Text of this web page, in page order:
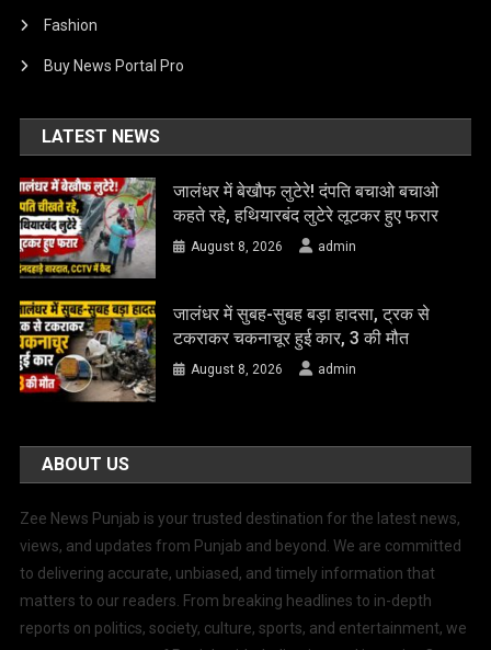
Fashion
Buy News Portal Pro
LATEST NEWS
जालंधर में बेखौफ लुटेरे! दंपति बचाओ बचाओ
कहते रहे, हथियारबंद लुटेरे लूटकर हुए फरार
August 8, 2026 admin
जालंधर में सुबह-सुबह बड़ा हादसा, ट्रक से
टकराकर चकनाचूर हुई कार, 3 की मौत
August 8, 2026 admin
ABOUT US
Zee News Punjab is your trusted destination for the latest news,
views, and updates from Punjab and beyond. We are committed
to delivering accurate, unbiased, and timely information that
matters to our readers. From breaking headlines to in-depth
reports on politics, society, culture, sports, and entertainment, we